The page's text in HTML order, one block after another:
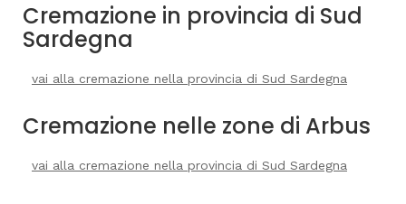
Cremazione in provincia di Sud
Sardegna
vai alla cremazione nella provincia di Sud Sardegna
Cremazione nelle zone di Arbus
vai alla cremazione nella provincia di Sud Sardegna